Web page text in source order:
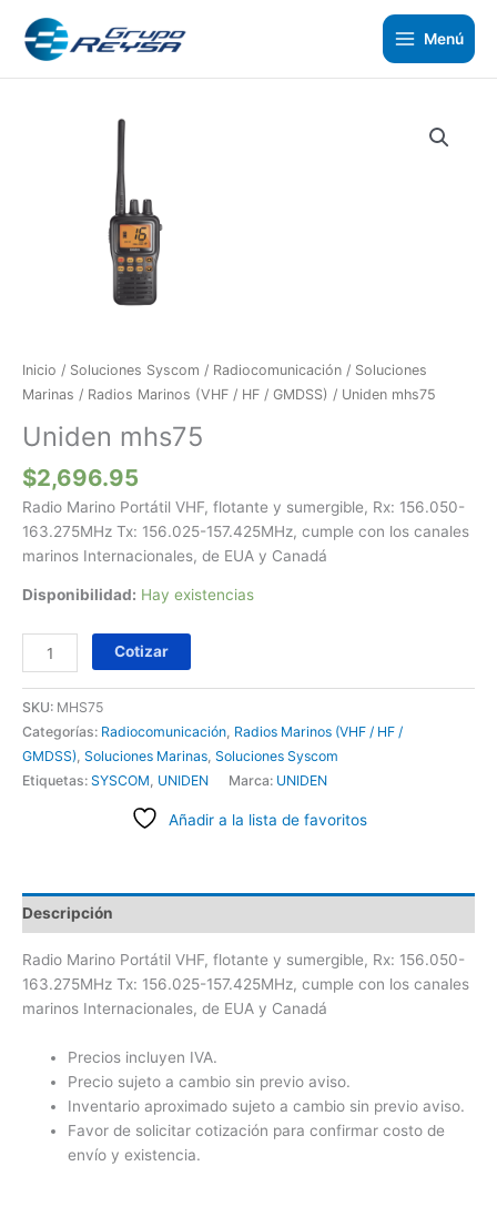
contenido
Menú
Inicio / Soluciones Syscom / Radiocomunicación / Soluciones
Marinas / Radios Marinos (VHF / HF / GMDSS) / Uniden mhs75
Uniden mhs75
$2,696.95
Radio Marino Portátil VHF, flotante y sumergible, Rx: 156.050-
163.275MHz Tx: 156.025-157.425MHz, cumple con los canales
marinos Internacionales, de EUA y Canadá
Disponibilidad: Hay existencias
Cotizar
SKU: MHS75
Categorías: Radiocomunicación, Radios Marinos (VHF / HF /
GMDSS), Soluciones Marinas, Soluciones Syscom
Etiquetas: SYSCOM, UNIDEN Marca: UNIDEN
Añadir a la lista de favoritos
Descripción
Radio Marino Portátil VHF, flotante y sumergible, Rx: 156.050-
163.275MHz Tx: 156.025-157.425MHz, cumple con los canales
marinos Internacionales, de EUA y Canadá
Precios incluyen IVA.
Precio sujeto a cambio sin previo aviso.
Inventario aproximado sujeto a cambio sin previo aviso.
Favor de solicitar cotización para confirmar costo de
envío y existencia.